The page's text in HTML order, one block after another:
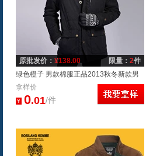
原批发价： ¥138.00 限量： 2件
绿色橙子 男款棉服正品2013秋冬新款男
士棉衣 时尚带帽保暖外套男
拿样价
¥ 0.01/件